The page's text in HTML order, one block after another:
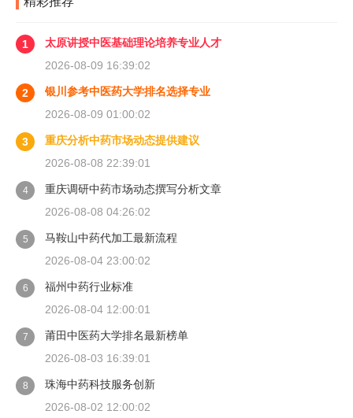
1
太原讲授中医基础理论培养专业人才
2026-08-09 16:39:02
2
银川参考中医药大学排名选择专业
2026-08-09 01:00:02
3
重庆分析中药市场动态提供建议
2026-08-08 22:39:01
4
重庆调研中药市场动态撰写分析文章
2026-08-08 04:26:02
5
马鞍山中药代加工最新流程
2026-08-04 23:00:02
6
福州中药行业标准
2026-08-04 12:00:01
7
莆田中医药大学排名最新榜单
2026-08-03 16:39:01
8
珠海中药科技服务创新
2026-08-02 12:00:02